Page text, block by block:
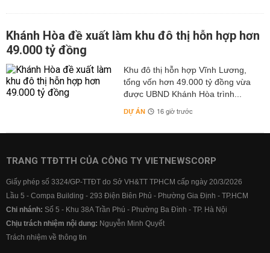
Khánh Hòa đề xuất làm khu đô thị hỗn hợp hơn
49.000 tỷ đồng
Khu đô thị hỗn hợp Vĩnh Lương,
tổng vốn hơn 49.000 tỷ đồng vừa
được UBND Khánh Hòa trình...
DỰ ÁN 16 giờ trước
TRANG TTĐTTH CỦA CÔNG TY VIETNEWSCORP
Giấy phép số 3324/GP-TTĐT do Sở VH&TT TPHCM cấp ngày 20/3/2026
Lầu 5 - Compa Building - 293 Điện Biên Phủ - Phường Gia Định - TP.HCM
Chi nhánh: Số 5 - Khu 38A Trần Phú - Phường Ba Đình - TP. Hà Nội
Chịu trách nhiệm nội dung: Nguyễn Minh Quyết
Trách nhiệm về thông tin